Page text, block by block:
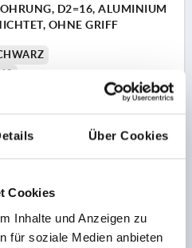
Über Cookies
Cookies
Inhalte und Anzeigen zu
für soziale Medien anbieten
D2=16, ALUMINIUM
OHNE GRIFF
H2=8